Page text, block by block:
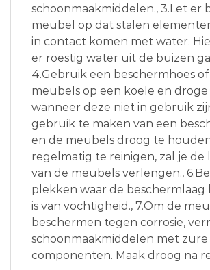
schoonmaakmiddelen., 3.Let er
meubel op dat stalen
in contact komen met water.
er roestig water uit de buizen
4.Gebruik een beschermhoes
meubels op een koele en
wanneer deze niet in gebruik
gebruik te maken van een
en de meubels droog te
regelmatig te reinigen, zal je de
van de meubels verlengen.,
plekken waar de beschermlaag
is van vochtigheid., 7.Om de
beschermen tegen corrosie,
schoonmaakmiddelen met zure
componenten. Maak droog na